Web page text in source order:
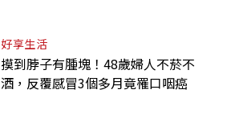
好享生活
摸到脖子有腫塊！48歲婦人不菸不
酒，反覆感冒3個多月竟罹口咽癌